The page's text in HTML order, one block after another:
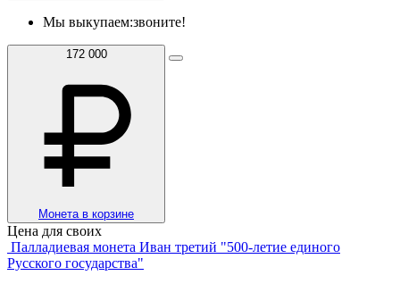
Мы выкупаем:звоните!
172 000
Монета в корзине
Цена для своих
Палладиевая монета Иван третий "500-летие единого
Русского государства"